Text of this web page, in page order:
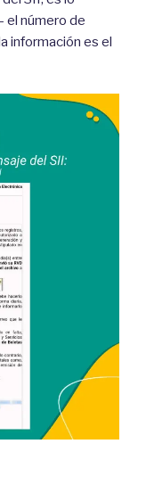
el número de
información es el